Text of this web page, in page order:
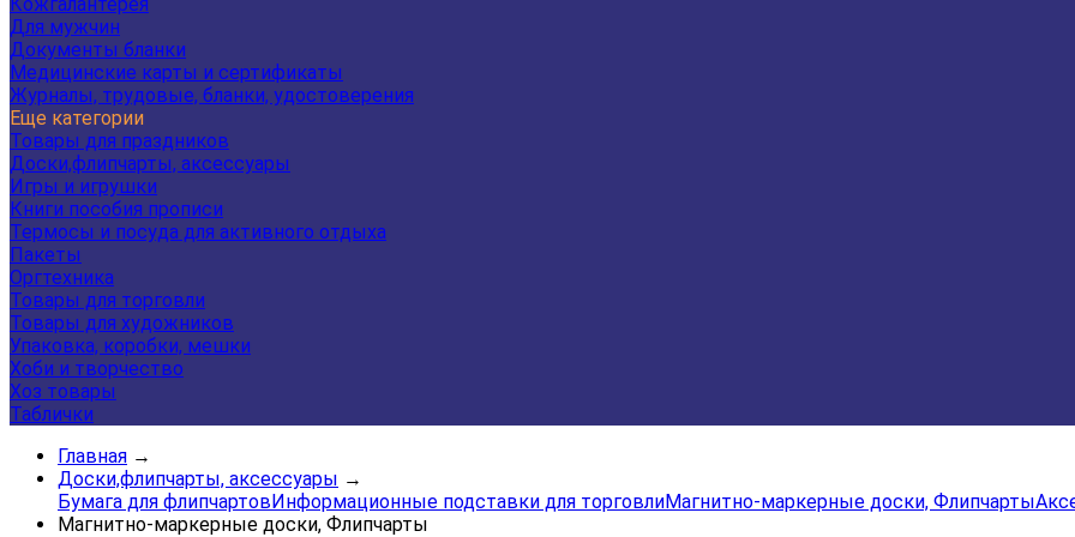
Для мужчин
Документы бланки
Медицинские карты и сертификаты
Журналы, трудовые, бланки, удостоверения
Еще категории
Товары для праздников
Доски,флипчарты, аксессуары
Игры и игрушки
Книги пособия прописи
Термосы и посуда для активного отдыха
Пакеты
Оргтехника
Товары для торговли
Товары для художников
Упаковка, коробки, мешки
Хоби и творчество
Хоз товары
Таблички
Главная →
Доски,флипчарты, аксессуары →
Бумага для флипчартовИнформационные подставки для торговлиМагнитно-маркерные доски, Флипчарты
Магнитно-маркерные доски, Флипчарты